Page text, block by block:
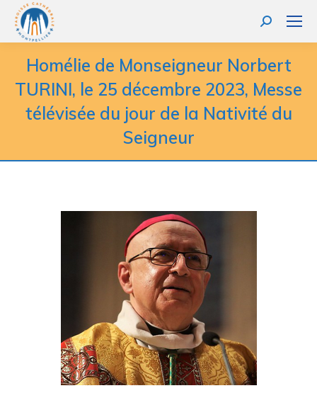
Homélie de Monseigneur Norbert
TURINI, le 25 décembre 2023, Messe
télévisée du jour de la Nativité du
Seigneur